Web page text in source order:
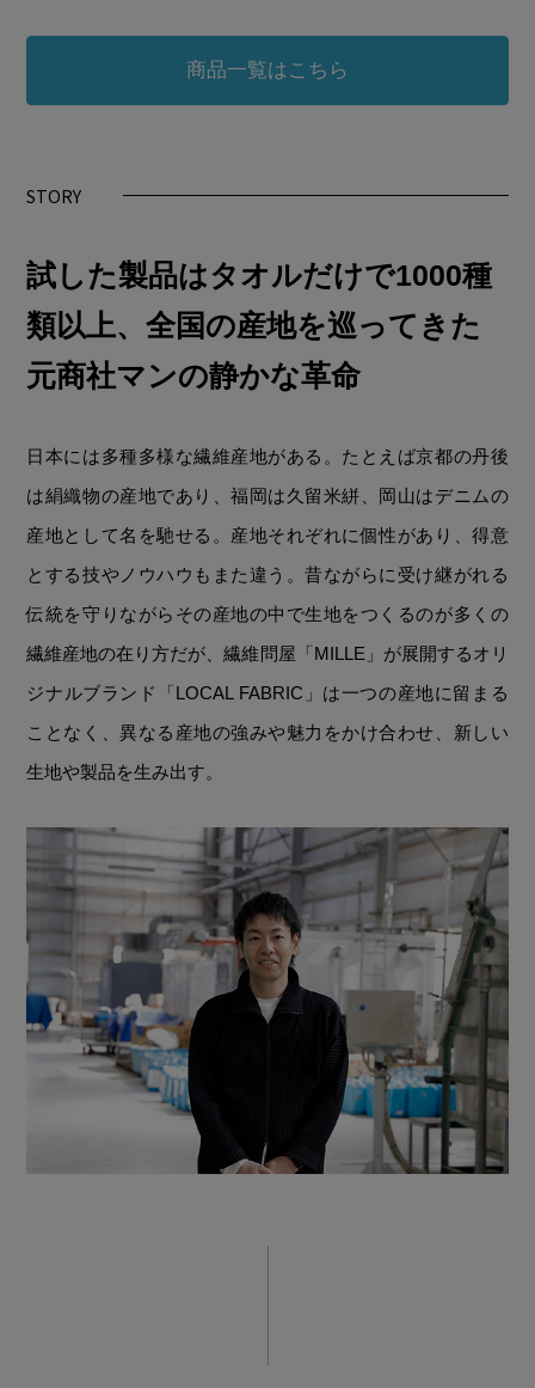
商品一覧はこちら
STORY
試した製品はタオルだけで1000種
類以上、全国の産地を巡ってきた
元商社マンの静かな革命
日本には多種多様な繊維産地がある。たとえば京都の丹後
は絹織物の産地であり、福岡は久留米絣、岡山はデニムの
産地として名を馳せる。産地それぞれに個性があり、得意
とする技やノウハウもまた違う。昔ながらに受け継がれる
伝統を守りながらその産地の中で生地をつくるのが多くの
繊維産地の在り方だが、繊維問屋「MILLE」が展開するオリ
ジナルブランド「LOCAL FABRIC」は一つの産地に留まる
ことなく、異なる産地の強みや魅力をかけ合わせ、新しい
生地や製品を生み出す。